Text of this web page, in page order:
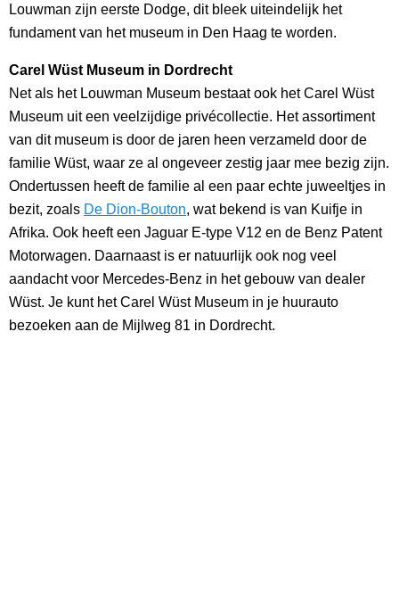
Louwman zijn eerste Dodge, dit bleek uiteindelijk het
fundament van het museum in Den Haag te worden.
Carel Wüst Museum in Dordrecht
Net als het Louwman Museum bestaat ook het Carel Wüst
Museum uit een veelzijdige privécollectie. Het assortiment
van dit museum is door de jaren heen verzameld door de
familie Wüst, waar ze al ongeveer zestig jaar mee bezig zijn.
Ondertussen heeft de familie al een paar echte juweeltjes in
bezit, zoals De Dion-Bouton, wat bekend is van Kuifje in
Afrika. Ook heeft een Jaguar E-type V12 en de Benz Patent
Motorwagen. Daarnaast is er natuurlijk ook nog veel
aandacht voor Mercedes-Benz in het gebouw van dealer
Wüst. Je kunt het Carel Wüst Museum in je huurauto
bezoeken aan de Mijlweg 81 in Dordrecht.